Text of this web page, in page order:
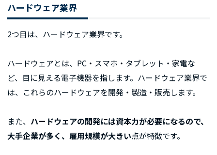
ハードウェア業界
2つ目は、ハードウェア業界です。
ハードウェアとは、PC・スマホ・タブレット・家電な
ど、目に見える電子機器を指します。ハードウェア業界で
は、これらのハードウェアを開発・製造・販売します。
また、 ハードウェアの開発には資本力が必要になるので、
大手企業が多く、雇用規模が大きい点が特徴です。